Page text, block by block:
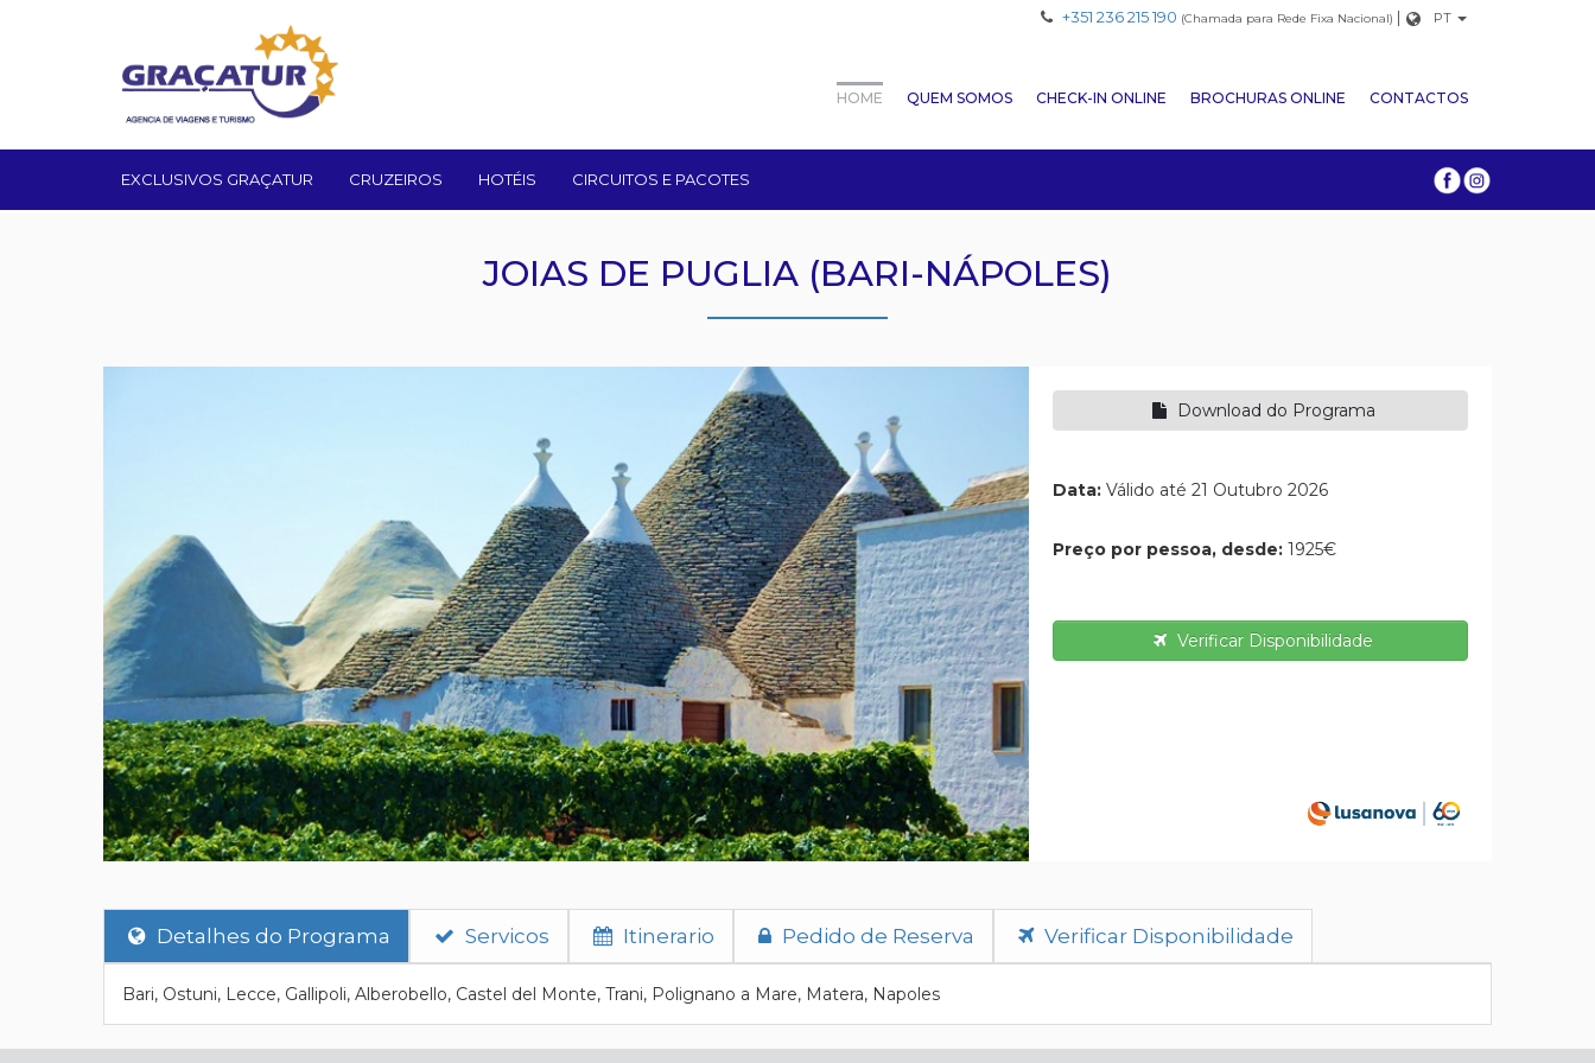
+351 236 215 190 (Chamada para Rede Fixa Nacional) | PT
HOME QUEM SOMOS CHECK-IN ONLINE BROCHURAS ONLINE CONTACTOS
EXCLUSIVOS GRAÇATUR CRUZEIROS HOTÉIS CIRCUITOS E PACOTES
JOIAS DE PUGLIA (BARI-NÁPOLES)
Download do Programa
Data: Válido até 21 Outubro 2026
Preço por pessoa, desde: 1925€
Verificar Disponibilidade
Detalhes do Programa Servicos Itinerario Pedido de Reserva Verificar Disponibilidade
Bari, Ostuni, Lecce, Gallipoli, Alberobello, Castel del Monte, Trani, Polignano a Mare, Matera, Napoles